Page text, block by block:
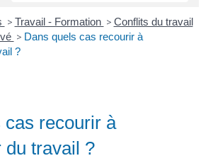
> Travail - Formation > Conflits du travail
> Dans quels cas recourir à
?
cas recourir à
du travail ?